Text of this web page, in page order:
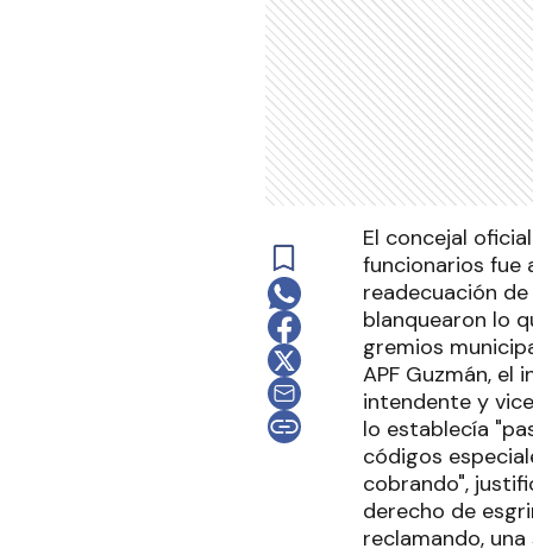
El concejal
funcionarios fue
readecuación
blanquearon lo
gremios
APF Guzmán, el
intendente y
lo establecía
códigos
cobrando",
derecho de
reclamando,